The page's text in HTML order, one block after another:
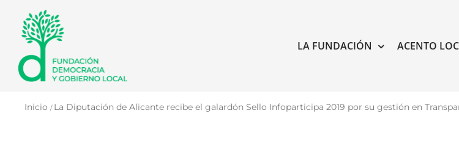
contenido
LA FUNDACIÓN ACENTO
Inicio La Diputación de Alicante recibe el galardón Sello Infoparticipa 2019 por su gestión en